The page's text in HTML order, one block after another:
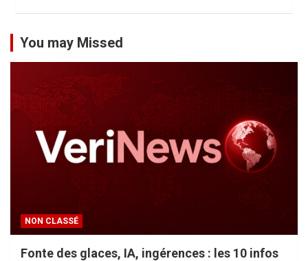
You may Missed
NON CLASSÉ
Fonte des glaces, IA, ingérences : les 10 infos